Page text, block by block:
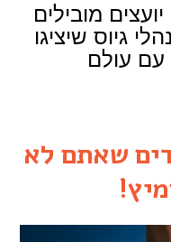
מובילים
גיוס שיציגו
עולם
שאתם לא